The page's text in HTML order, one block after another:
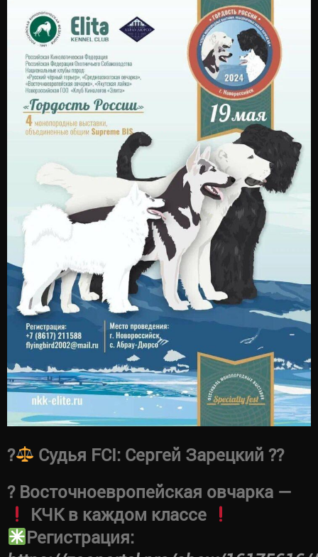
?‍
Судья FCI: Сергей Зарецкий ??
? Восточноевропейская овчарка —
КЧК в каждом классе
Регистрация: